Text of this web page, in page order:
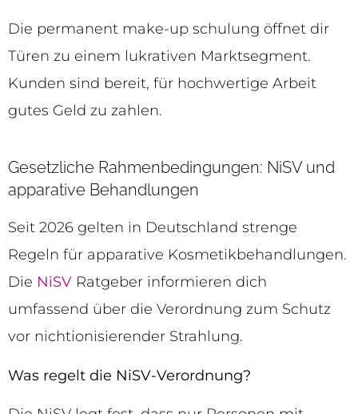
Die permanent make-up schulung öffnet dir
Türen zu einem lukrativen Marktsegment.
Kunden sind bereit, für hochwertige Arbeit
gutes Geld zu zahlen.
Gesetzliche Rahmenbedingungen: NiSV und
apparative Behandlungen
Seit 2026 gelten in Deutschland strenge
Regeln für apparative Kosmetikbehandlungen.
Die NiSV Ratgeber informieren dich
umfassend über die Verordnung zum Schutz
vor nichtionisierender Strahlung.
Was regelt die NiSV-Verordnung?